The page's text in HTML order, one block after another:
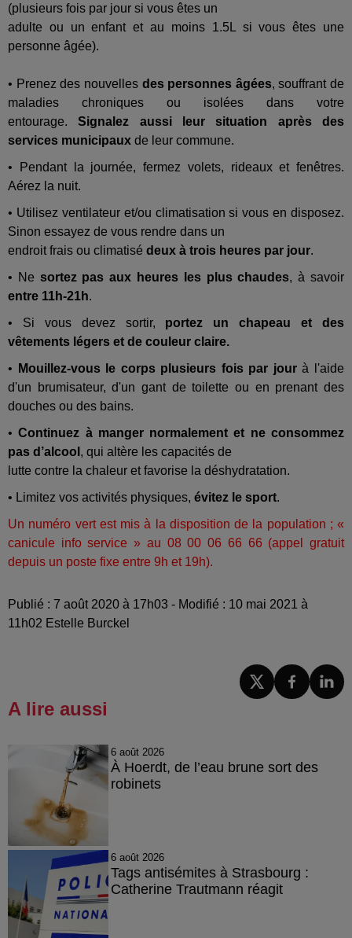
(plusieurs fois par jour si vous êtes un
adulte ou un enfant et au moins 1.5L si vous êtes une
personne âgée).
• Prenez des nouvelles des personnes âgées, souffrant de
maladies chroniques ou isolées dans votre
entourage.Signalez aussi leur situation après des
services municipaux de leur commune.
• Pendant la journée, fermez volets, rideaux et fenêtres.
Aérez la nuit.
• Utilisez ventilateur et/ou climatisation si vous en disposez.
Sinon essayez de vous rendre dans un
endroit frais ou climatisé deux à trois heures par jour.
• Ne sortez pas aux heures les plus chaudes, à savoir
entre 11h-21h.
• Si vous devez sortir, portez un chapeau et des
vêtements légers et de couleur claire.
•
Mouillez-vous le corps plusieurs fois par jourà l'aide
d'un brumisateur, d'un gant de toilette ou en prenant des
douches ou des bains.
• Continuez à manger normalement et ne consommez
pas d’alcool , qui altère les capacités de
lutte contre la chaleur et favorise la déshydratation.
• Limitez vos activités physiques, évitez le sport.
Un numéro vert est mis à la disposition de la population ; «
canicule info service » au 08 00 06 66 66 (appel gratuit
depuis un poste fixe entre 9h et 19h).
Publié : 7 août 2020 à 17h03 - Modifié : 10 mai 2021 à
11h02 Estelle Burckel
A lire aussi
6 août 2026
À Hoerdt, de l’eau brune sort des
robinets
6 août 2026
Tags antisémites à Strasbourg :
Catherine Trautmann réagit